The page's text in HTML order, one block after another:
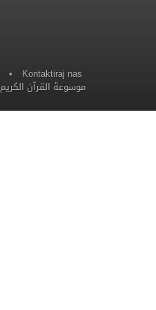
• Kontaktiraj nas
موسوعة القرآن الكريم